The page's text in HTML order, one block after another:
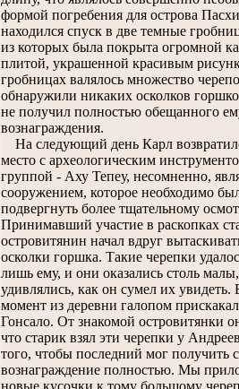
формой погребения для острова
находился спуск в две темные
из которых была покрыта огромной
плитой, украшенной красивым
гробницах валялось множество
обнаружили никаких осколков
не получил полностью обещанного
вознаграждения.
На следующий день Карл
место с археологическим
группой - Аху Тепеу, несомненно,
сооружением, которое необходимо
подвергнуть более тщательному
Принимавший участие в раскопках
островитянин начал вдруг
осколки горшка. Такие черепки
лишь ему, и они оказались столь
удивлялись, как он сумел их увидеть.
момент из деревни галопом
Гонсало. От знакомой островитянки
что старик взял эти черепки у
того, чтобы последний мог получить
вознаграждение полностью. Мы
новые кусочки к тому большому